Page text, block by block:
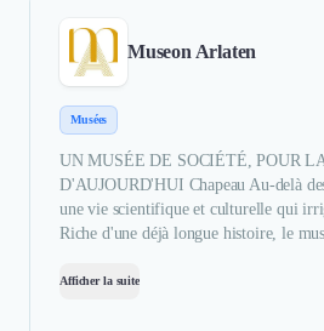
Museon Arlaten
Musées
UN MUSÉE DE SOCIÉTÉ, POUR
D'AUJOURD'HUI Chapeau Au-delà
une vie scientifique et culturelle qui
Riche d'une déjà longue histoire, le
Afficher la suite